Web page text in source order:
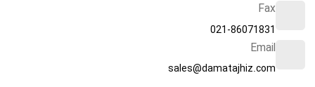
Fax
021-86071831
Email
sales@damatajhiz.com